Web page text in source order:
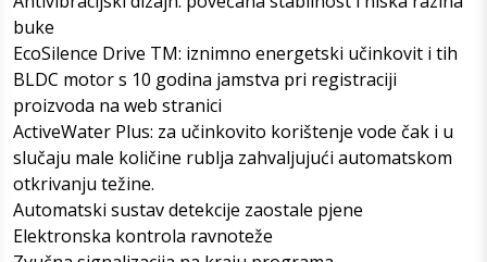
buke
EcoSilence Drive TM: iznimno energetski učinkovit i tih
BLDC motor s 10 godina jamstva pri registraciji
proizvoda na web stranici
ActiveWater Plus: za učinkovito korištenje vode čak i u
slučaju male količine rublja zahvaljujući automatskom
otkrivanju težine.
Automatski sustav detekcije zaostale pjene
Elektronska kontrola ravnoteže